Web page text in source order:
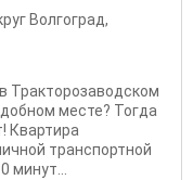
Волгоград,
Тракторозаводском
месте? Тогда
Квартира
транспортной
минут...